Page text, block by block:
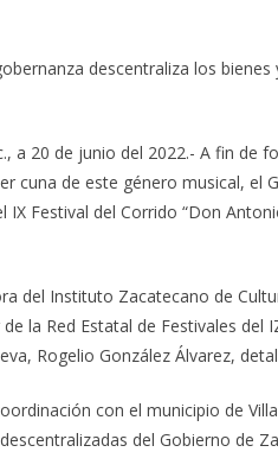
descentraliza los
a 20 de junio del 2022.- A fin de
cuna de este género musical, el
IX Festival del Corrido “Don
del Instituto Zacatecano de
la Red Estatal de Festivales
Rogelio González Álvarez,
con el municipio de
del Gobierno de